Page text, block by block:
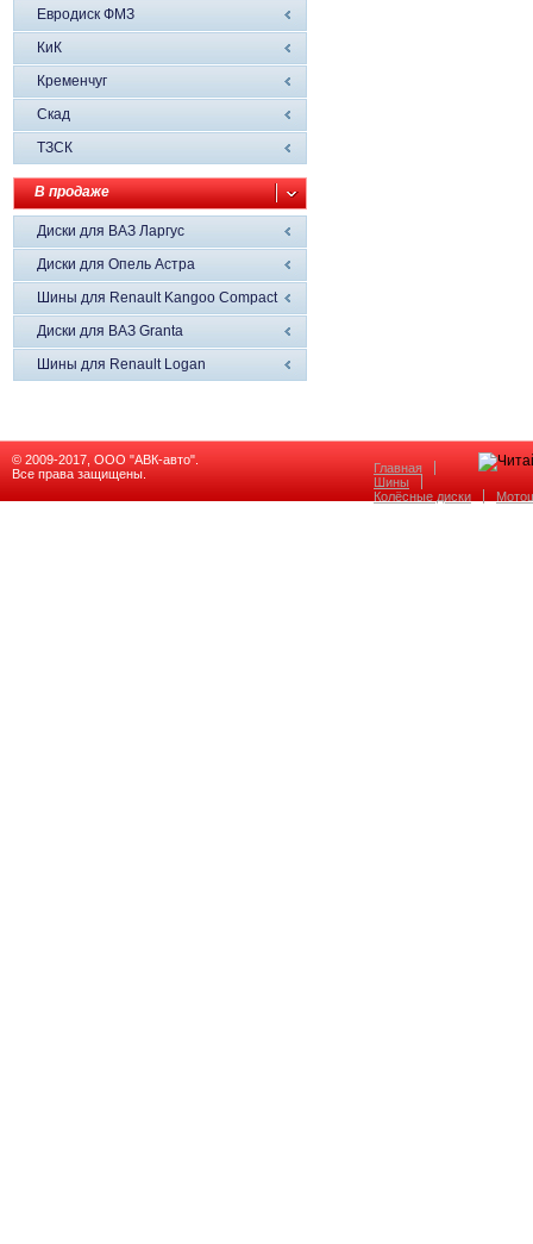
Евродиск ФМЗ
КиК
Кременчуг
Скад
ТЗСК
В продаже
Диски для ВАЗ Ларгус
Диски для Опель Астра
Шины для Renault Kangoo Compact
Диски для ВАЗ Granta
Шины для Renault Logan
© 2009-2017, ООО "АВК-авто".
Все права защищены.
Главная
Шины
Колёсные диски